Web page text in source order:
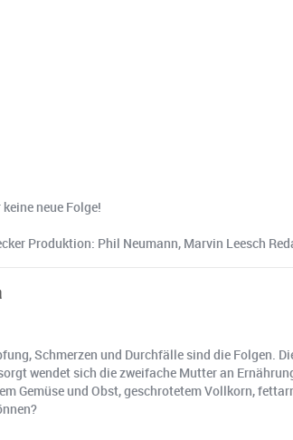
neue Folge!
Produktion: Phil Neumann, Marvin Leesch
Schmerzen und Durchfälle sind die
wendet sich die zweifache Mutter an
und Obst, geschrotetem Vollkorn,